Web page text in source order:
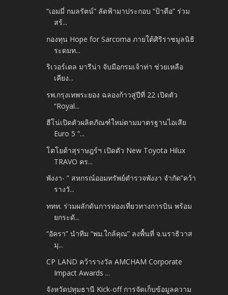
“เอมมี่ กมลรัตน์” ลัดฟ้ามาประกอบ “ป้าตือ” ร่วม
สร้...
กองทุน Hope for Sarcoma ภายใต้ศิริราชมูลนิธิ
ระดมท...
ริเวอร์เดล มารีน่า จับมือกรมเจ้าท่า ช่วยเหลือ
เคียง...
รพ.กรุงเทพระยอง ฉลองก้าวสู่ปีที่ 22 เปิดตัว
“Royal...
ฮีโน่เปิดตัวผลิตภัณฑ์ใหม่ตามมาตรฐานไอเสีย
Euro 5 “...
โตโยต้าสุราษฎร์ฯ เปิดตัว New Toyota Hilux
TRAVO คร...
พังงา- ” สหกรณ์ออมทรัพย์ตำรวจพังงา จำกัด”คว้า
รางวั...
ททท. ร่วมผลักดันการท่องเที่ยวทางการบิน พร้อม
ยกระดั...
“อัครา” นำทีม “พม.ใกล้คุณ” ลงพื้นที่ จ.นราธิวาส
มุ...
CP LAND คว้ารางวัล AMCHAM Corporate
Impact Awards ...
จังหวัดปทุมธานี Kick-off การจัดเก็บข้อมูลความ